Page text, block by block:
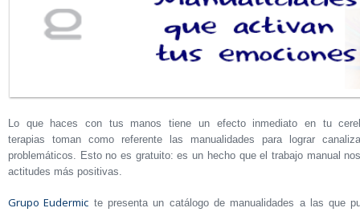
Lo que haces con tus manos tiene un efecto inmediato en tu
terapias toman como referente las manualidades para lograr
problemáticos. Esto no es gratuito: es un hecho que el trabajo manual
actitudes más positivas.
Grupo Eudermic te presenta un catálogo de manualidades a las que